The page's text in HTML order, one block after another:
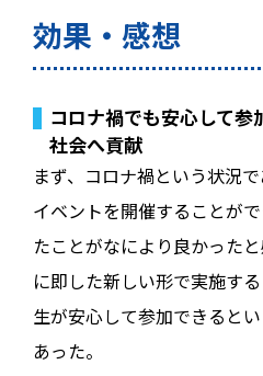
効果・感想
コロナ禍でも安心して
社会へ貢献
まず、コロナ禍という状況
イベントを開催することが
たことがなにより良かった
に即した新しい形で実施す
生が安心して参加できると
あった。